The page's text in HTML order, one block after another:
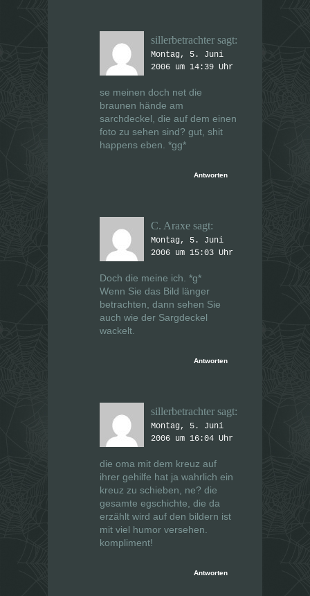
sillerbetrachter sagt:
Montag, 5. Juni
2006 um 14:39 Uhr
se meinen doch net die
braunen hände am
sarchdeckel, die auf dem einen
foto zu sehen sind? gut, shit
happens eben. *gg*
Antworten
C. Araxe sagt:
Montag, 5. Juni
2006 um 15:03 Uhr
Doch die meine ich. *g*
Wenn Sie das Bild länger
betrachten, dann sehen Sie
auch wie der Sargdeckel
wackelt.
Antworten
sillerbetrachter sagt:
Montag, 5. Juni
2006 um 16:04 Uhr
die oma mit dem kreuz auf
ihrer gehilfe hat ja wahrlich ein
kreuz zu schieben, ne? die
gesamte egschichte, die da
erzählt wird auf den bildern ist
mit viel humor versehen.
kompliment!
Antworten